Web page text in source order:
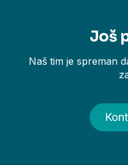
Još
Naš tim je spreman